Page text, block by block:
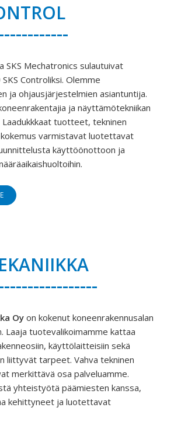
SKS Mechatronics sulautuivat
Controliksi. Olemme
ja ohjausjärjestelmien asiantuntija.
ja näyttämötekniikan
Laadukkkaat tuotteet, tekninen
varmistavat luotettavat
käyttöönottoon ja
Oyon kokenut koneenrakennusalan
Laaja tuotevalikoimamme kattaa
käyttölaitteisiin sekä
liittyvät tarpeet. Vahva tekninen
merkittävä osa palveluamme.
yhteistyötä päämiesten kanssa,
kehittyneet ja luotettavat